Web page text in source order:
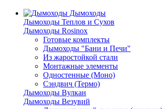
Дымоходы
Дымоходы Теплов и Сухов
Дымоходы Rosinox
Готовые комплекты
Дымоходы "Бани и Печи"
Из жаростойкой стали
Монтажные элементы
Одностенные (Моно)
Сэндвич (Термо)
Дымоходы Вулкан
Дымоходы Везувий